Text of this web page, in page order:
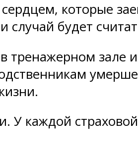
которые
будет
тренажерном зале
У каждой